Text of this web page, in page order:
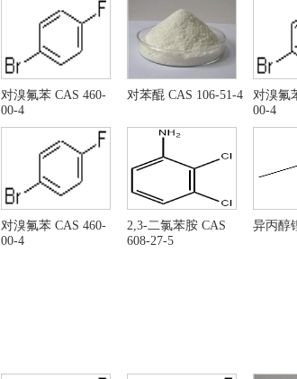
二氯甲烷
苯乙烯
二乙烯三胺
2-甲基-2-丙醇
石炭酸
醋酸乙酯
1,2-二甲氧基乙烷
2,2,4-三甲基戊烷
二异丙基醚
对溴氟苯 CAS 460-
00-4
对苯醌 CAS 106-51-4
对溴氟
00-4
对溴氟苯 CAS 460-
00-4
2,3-二氯苯胺 CAS
608-27-5
异丙醇